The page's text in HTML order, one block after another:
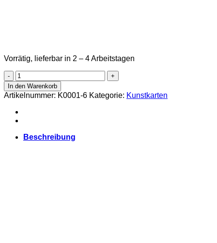
Vorrätig, lieferbar in 2 – 4 Arbeitstagen
Staunen
Menge
In den Warenkorb
Artikelnummer: K0001-6 Kategorie: Kunstkarten
Beschreibung